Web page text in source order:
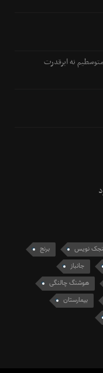
نه ابرقدرت
نویس
برنج
جانباز
هوشنگ چالنگی
بیمارستان